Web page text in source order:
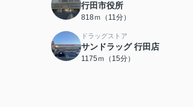
行田市役所
818ｍ（11分）
ドラッグストア
サンドラッグ 行田店
1175ｍ（15分）